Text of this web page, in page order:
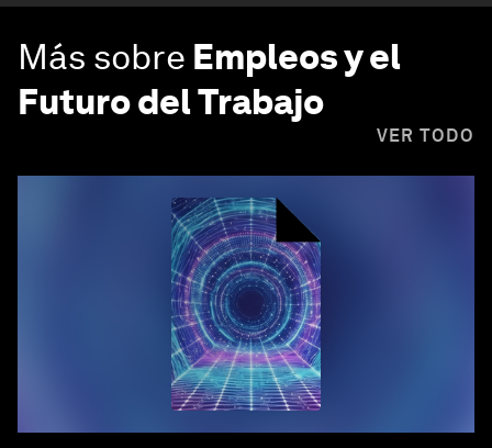
Más sobre Empleos y el
Futuro del Trabajo
VER TODO